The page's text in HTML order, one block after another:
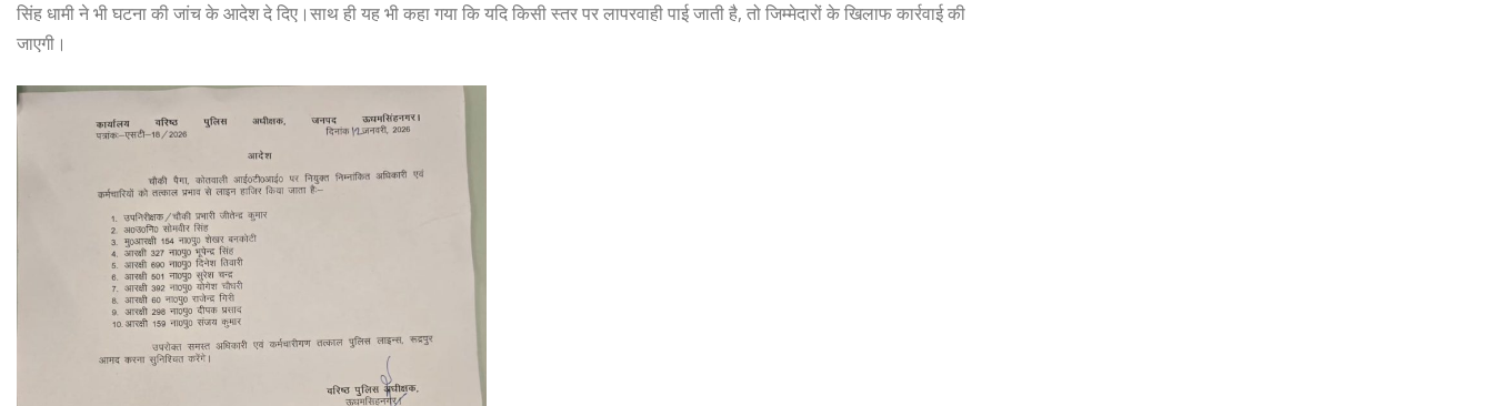
सिंह धामी ने भी घटना की जांच के आदेश दे दिए।साथ ही यह भी कहा गया कि यदि किसी स्तर पर लापरवाही पाई जाती है, तो जिम्मेदारों के खिलाफ कार्रवाई की
जाएगी।